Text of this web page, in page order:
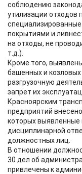
соблюдению
утилизации отходов
покрытиями и
на отходы, не
т.д.).
Кроме того,
башенных и
разгрузочную
запрет их
Красноярским
предприятий
которых выявленные
дисциплинарной
должностных лиц.
В отношении
30 дел об
привлечены к